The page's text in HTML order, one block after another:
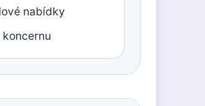
nabídky